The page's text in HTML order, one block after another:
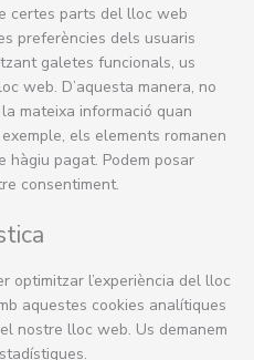
certes parts del lloc web
preferències dels usuaris
galetes funcionals, us
web. D’aquesta manera, no
mateixa informació quan
els elements romanen
hàgiu pagat. Podem posar
consentiment.
optimitzar l’experiència del lloc
aquestes cookies analítiques
nostre lloc web. Us demanem